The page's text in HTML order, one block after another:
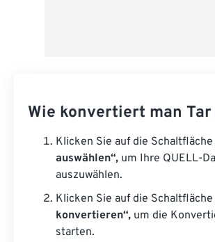
Wie konvertiert man Tar
Klicken Sie auf die Schaltfläche
auswählen“, um Ihre QUELL-
auszuwählen.
Klicken Sie auf die Schaltfläche
konvertieren“, um die
starten.